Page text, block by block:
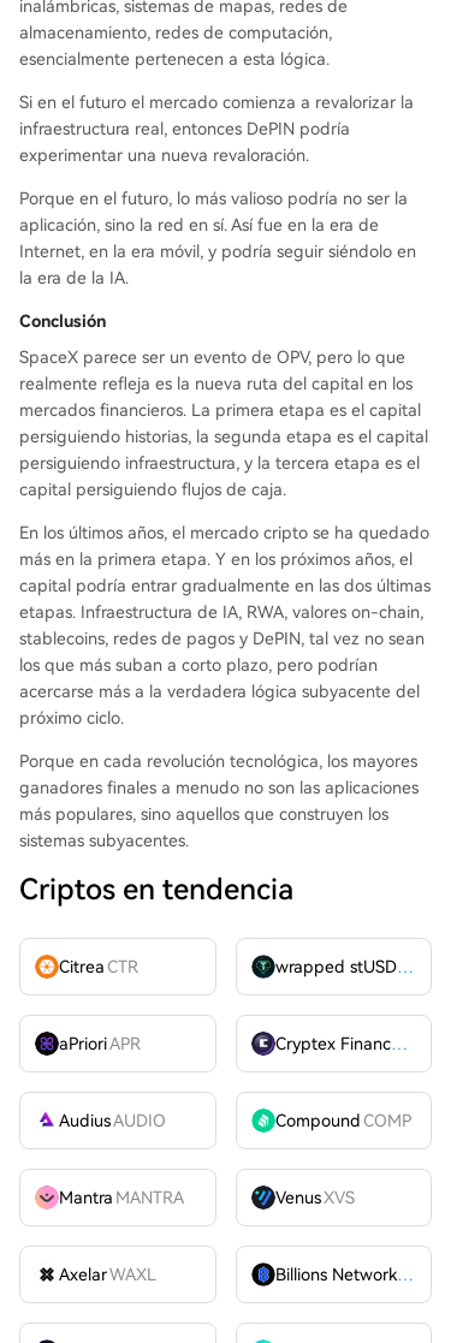
inalámbricas, sistemas de mapas, redes de
almacenamiento, redes de computación,
esencialmente pertenecen a esta lógica.
Si en el futuro el mercado comienza a revalorizar la
infraestructura real, entonces DePIN podría
experimentar una nueva revaloración.
Porque en el futuro, lo más valioso podría no ser la
aplicación, sino la red en sí. Así fue en la era de
Internet, en la era móvil, y podría seguir siéndolo en
la era de la IA.
Conclusión
SpaceX parece ser un evento de OPV, pero lo que
realmente refleja es la nueva ruta del capital en los
mercados financieros. La primera etapa es el capital
persiguiendo historias, la segunda etapa es el capital
persiguiendo infraestructura, y la tercera etapa es el
capital persiguiendo flujos de caja.
En los últimos años, el mercado cripto se ha quedado
más en la primera etapa. Y en los próximos años, el
capital podría entrar gradualmente en las dos últimas
etapas. Infraestructura de IA, RWA, valores on-chain,
stablecoins, redes de pagos y DePIN, tal vez no sean
los que más suban a corto plazo, pero podrían
acercarse más a la verdadera lógica subyacente del
próximo ciclo.
Porque en cada revolución tecnológica, los mayores
ganadores finales a menudo no son las aplicaciones
más populares, sino aquellos que construyen los
sistemas subyacentes.
Criptos en tendencia
CitreaCTR wrapped stUSDT
aPrioriAPR Cryptex FinanceCTX
AudiusAUDIO CompoundCOMP
Mantra MANTRA VenusXVS
AxelarWAXL Billions Network
BILL